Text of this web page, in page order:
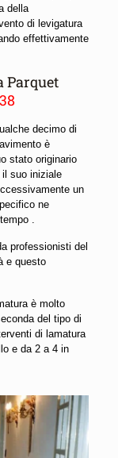
della
di levigatura
effettivamente
Parquet
decimo di
è
stato originario
suo iniziale
un
ne
.
professionisti del
e questo
è molto
del tipo di
di lamatura
e da 2 a 4 in